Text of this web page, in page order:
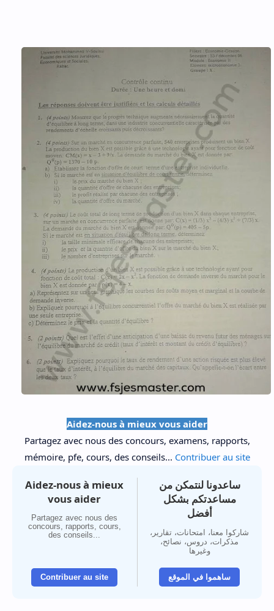
Aidez-nous à mieux vous aider
Partagez avec nous des concours, examens, rapports,
mémoire, pfe, cours, des conseils... Contribuer au site
Aidez-nous à mieux
vous aider
Partagez avec nous des
concours, rapports, cours,
des conseils...
Contribuer au site
ساعدونا لنتمكن من
مساعدتكم بشكل
أفضل
شاركوا معنا، امتحانات، تقارير،
مذكرات، دروس، نصائح،
وغيرها
ساهموا في الموقع